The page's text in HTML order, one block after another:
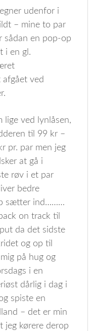
udenfor i
– mine to par
sådan en pop-op
i en gl.
afgået ved
lige ved lynlåsen,
til 99 kr –
pr. par men jeg
at gå i
røv i et par
bedre
sætter ind………
on track til
da det sidste
og op til
på hug og
i en
dårlig i dag i
spiste en
– det er min
jeg kørere derop